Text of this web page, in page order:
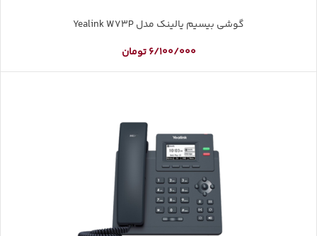
گوشی بیسیم یالینک مدل Yealink W73P
6/100/000 تومان